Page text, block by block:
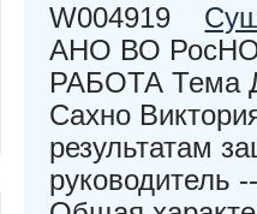
W004919
АНО ВО
РАБОТА Тема
Сахно
результатам
руководитель